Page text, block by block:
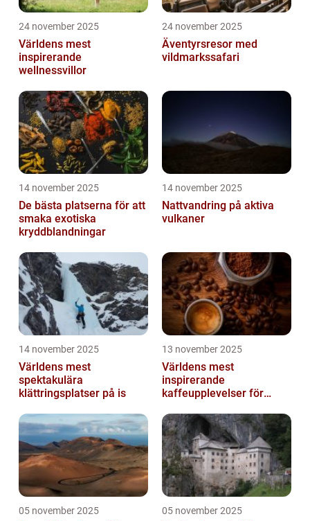
24 november 2025
Världens mest
inspirerande
wellnessvillor
24 november 2025
Äventyrsresor med
vildmarkssafari
14 november 2025
De bästa platserna för att
smaka exotiska
kryddblandningar
14 november 2025
Nattvandring på aktiva
vulkaner
14 november 2025
Världens mest
spektakulära
klättringsplatser på is
13 november 2025
Världens mest
inspirerande
kaffeupplevelser för
05 november 2025 05 november 2025